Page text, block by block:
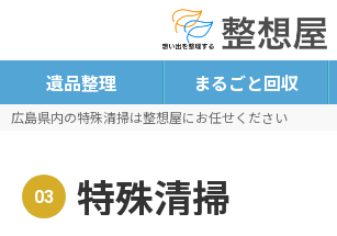
遺品整理 まるごと回収
広島県内の特殊清掃は整想屋にお任せください
03 特殊清掃